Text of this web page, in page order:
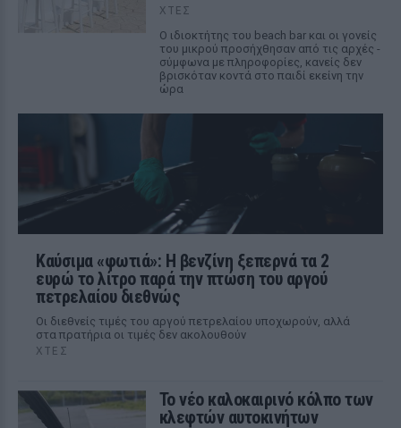
ΧΤΕΣ
Ο ιδιοκτήτης του beach bar και οι γονείς
του μικρού προσήχθησαν από τις αρχές -
σύμφωνα με πληροφορίες, κανείς δεν
βρισκόταν κοντά στο παιδί εκείνη την
ώρα
Καύσιμα «φωτιά»: Η βενζίνη ξεπερνά τα 2
ευρώ το λίτρο παρά την πτώση του αργού
πετρελαίου διεθνώς
Οι διεθνείς τιμές του αργού πετρελαίου υποχωρούν, αλλά
στα πρατήρια οι τιμές δεν ακολουθούν
ΧΤΕΣ
Το νέο καλοκαιρινό κόλπο των
κλεφτών αυτοκινήτων